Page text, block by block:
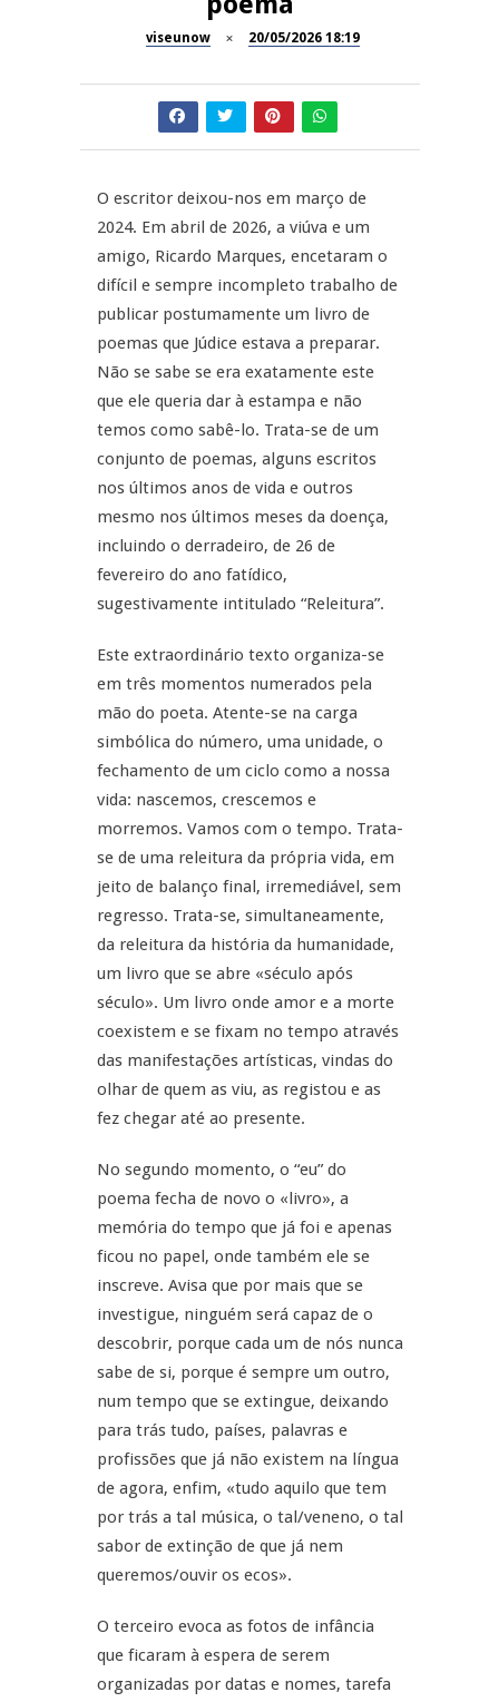
Antunes: Problemas nos
Tradidanças em São Pedro do
executar no meio natural de
Inauguração Loja do Cidadão
S.J. Pesqueira
Barrelas Summer Fest em Vila
Nova de Paiva
viseunow 20/05/2026 18:19
O escritor deixou-nos em março de
2024. Em abril de 2026, a viúva e um
amigo, Ricardo Marques, encetaram o
difícil e sempre incompleto trabalho de
publicar postumamente um livro de
poemas que Júdice estava a preparar.
Não se sabe se era exatamente este
que ele queria dar à estampa e não
temos como sabê-lo. Trata-se de um
conjunto de poemas, alguns escritos
nos últimos anos de vida e outros
mesmo nos últimos meses da doença,
incluindo o derradeiro, de 26 de
fevereiro do ano fatídico,
sugestivamente intitulado “Releitura”.
Este extraordinário texto organiza-se
em três momentos numerados pela
mão do poeta. Atente-se na carga
simbólica do número, uma unidade, o
fechamento de um ciclo como a nossa
vida: nascemos, crescemos e
morremos. Vamos com o tempo. Trata-
se de uma releitura da própria vida, em
jeito de balanço final, irremediável, sem
regresso. Trata-se, simultaneamente,
da releitura da história da humanidade,
um livro que se abre «século após
século». Um livro onde amor e a morte
coexistem e se fixam no tempo através
das manifestações artísticas, vindas do
olhar de quem as viu, as registou e as
fez chegar até ao presente.
No segundo momento, o “eu” do
poema fecha de novo o «livro», a
memória do tempo que já foi e apenas
ficou no papel, onde também ele se
inscreve. Avisa que por mais que se
investigue, ninguém será capaz de o
descobrir, porque cada um de nós nunca
sabe de si, porque é sempre um outro,
num tempo que se extingue, deixando
para trás tudo, países, palavras e
profissões que já não existem na língua
de agora, enfim, «tudo aquilo que tem
por trás a tal música, o tal/veneno, o tal
sabor de extinção de que já nem
queremos/ouvir os ecos».
O terceiro evoca as fotos de infância
que ficaram à espera de serem
organizadas por datas e nomes, tarefa